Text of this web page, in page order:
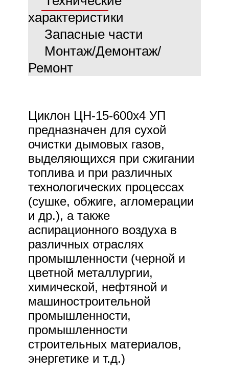
характеристики
Запасные части
Монтаж/Демонтаж/
Ремонт
Циклон ЦН-15-600х4 УП
предназначен для сухой
очистки дымовых газов,
выделяющихся при сжигании
топлива и при различных
технологических процессах
(сушке, обжиге, агломерации
и др.), а также
аспирационного воздуха в
различных отраслях
промышленности (черной и
цветной металлургии,
химической, нефтяной и
машиностроительной
промышленности,
промышленности
строительных материалов,
энергетике и т.д.)